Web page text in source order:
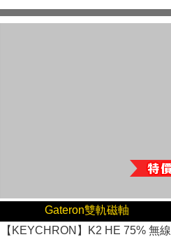
Gateron雙軌磁軸
【KEYCHRON】K2 HE 75% 無線